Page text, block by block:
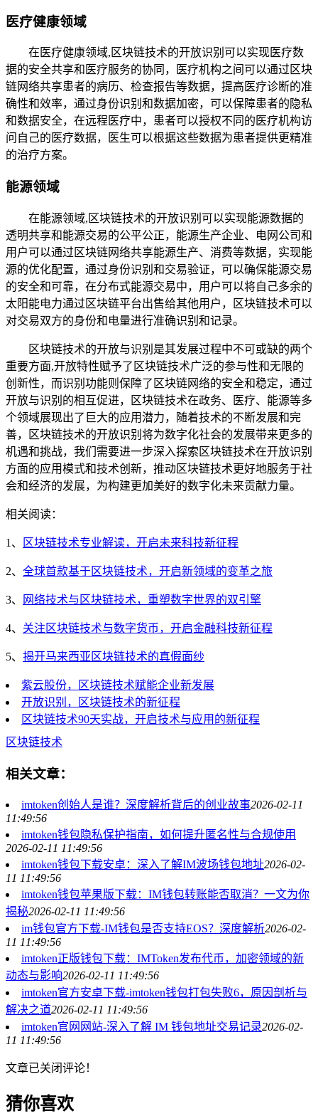
医疗健康领域
在医疗健康领域,区块链技术的开放识别可以实现医疗数
据的安全共享和医疗服务的协同，医疗机构之间可以通过区块
链网络共享患者的病历、检查报告等数据，提高医疗诊断的准
确性和效率，通过身份识别和数据加密，可以保障患者的隐私
和数据安全，在远程医疗中，患者可以授权不同的医疗机构访
问自己的医疗数据，医生可以根据这些数据为患者提供更精准
的治疗方案。
能源领域
在能源领域,区块链技术的开放识别可以实现能源数据的
透明共享和能源交易的公平公正，能源生产企业、电网公司和
用户可以通过区块链网络共享能源生产、消费等数据，实现能
源的优化配置，通过身份识别和交易验证，可以确保能源交易
的安全和可靠，在分布式能源交易中，用户可以将自己多余的
太阳能电力通过区块链平台出售给其他用户，区块链技术可以
对交易双方的身份和电量进行准确识别和记录。
区块链技术的开放与识别是其发展过程中不可或缺的两个
重要方面,开放特性赋予了区块链技术广泛的参与性和无限的
创新性，而识别功能则保障了区块链网络的安全和稳定，通过
开放与识别的相互促进，区块链技术在政务、医疗、能源等多
个领域展现出了巨大的应用潜力，随着技术的不断发展和完
善，区块链技术的开放识别将为数字化社会的发展带来更多的
机遇和挑战，我们需要进一步深入探索区块链技术在开放识别
方面的应用模式和技术创新，推动区块链技术更好地服务于社
会和经济的发展，为构建更加美好的数字化未来贡献力量。
相关阅读：
1、 区块链技术专业解读，开启未来科技新征程
2、 全球首款基于区块链技术，开启新领域的变革之旅
3、 网络技术与区块链技术，重塑数字世界的双引擎
4、 关注区块链技术与数字货币，开启金融科技新征程
5、 揭开马来西亚区块链技术的真假面纱
紫云股份，区块链技术赋能企业新发展
开放识别，区块链技术的新征程
区块链技术90天实战，开启技术与应用的新征程
区块链技术
相关文章：
imtoken创始人是谁？深度解析背后的创业故事2026-02-11
11:49:56
imtoken钱包隐私保护指南，如何提升匿名性与合规使用
2026-02-11 11:49:56
imtoken钱包下载安卓：深入了解IM波场钱包地址2026-02-
11 11:49:56
imtoken钱包苹果版下载：IM钱包转账能否取消？一文为你
揭秘2026-02-11 11:49:56
im钱包官方下载-IM钱包是否支持EOS？深度解析2026-02-
11 11:49:56
imtoken正版钱包下载：IMToken发布代币，加密领域的新
动态与影响2026-02-11 11:49:56
imtoken官方安卓下载-imtoken钱包打包失败6，原因剖析与
解决之道2026-02-11 11:49:56
imtoken官网网站-深入了解 IM 钱包地址交易记录2026-02-
11 11:49:56
文章已关闭评论！
猜你喜欢